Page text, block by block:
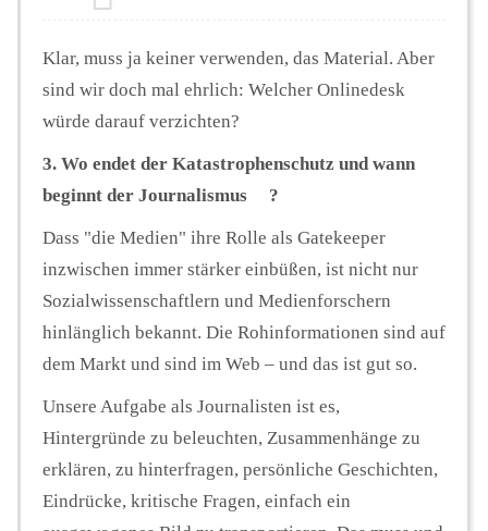
Klar, muss ja keiner verwenden, das Material. Aber
sind wir doch mal ehrlich: Welcher Onlinedesk
würde darauf verzichten?
3. Wo endet der Katastrophenschutz und wann
beginnt der Journalismus ?
Dass "die Medien" ihre Rolle als Gatekeeper
inzwischen immer stärker einbüßen, ist nicht nur
Sozialwissenschaftlern und Medienforschern
hinlänglich bekannt. Die Rohinformationen sind auf
dem Markt und sind im Web – und das ist gut so.
Unsere Aufgabe als Journalisten ist es,
Hintergründe zu beleuchten, Zusammenhänge zu
erklären, zu hinterfragen, persönliche Geschichten,
Eindrücke, kritische Fragen, einfach ein